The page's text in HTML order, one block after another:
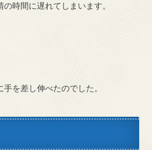
時間に遅れてしまいます。
を差し伸べたのでした。